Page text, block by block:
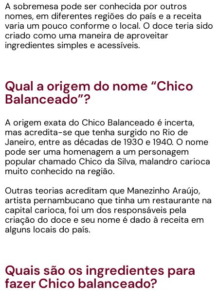
A sobremesa pode ser conhecida por outros
nomes, em diferentes regiões do país e a receita
varia um pouco conforme o local. O doce teria sido
criado como uma maneira de aproveitar
ingredientes simples e acessíveis.
Qual a origem do nome “Chico
Balanceado”?
A origem exata do Chico Balanceado é incerta,
mas acredita-se que tenha surgido no Rio de
Janeiro, entre as décadas de 1930 e 1940. O nome
pode ser uma homenagem a um personagem
popular chamado Chico da Silva, malandro carioca
muito conhecido na região.
Outras teorias acreditam que Manezinho Araújo,
artista pernambucano que tinha um restaurante na
capital carioca, foi um dos responsáveis pela
criação do doce e seu nome é dado à receita em
alguns locais do país.
Quais são os ingredientes para
fazer Chico balanceado?